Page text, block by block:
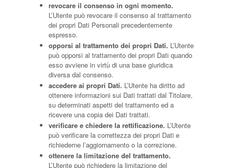
revocare il consenso in ogni momento.
L’Utente può revocare il consenso al trattamento
dei propri Dati Personali precedentemente
espresso.
opporsi al trattamento dei propri Dati. L’Utente
può opporsi al trattamento dei propri Dati quando
esso avviene in virtù di una base giuridica
diversa dal consenso.
accedere ai propri Dati. L’Utente ha diritto ad
ottenere informazioni sui Dati trattati dal Titolare,
su determinati aspetti del trattamento ed a
ricevere una copia dei Dati trattati.
verificare e chiedere la rettificazione. L’Utente
può verificare la correttezza dei propri Dati e
richiederne l’aggiornamento o la correzione.
ottenere la limitazione del trattamento.
L’Utente può richiedere la limitazione del